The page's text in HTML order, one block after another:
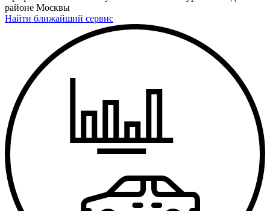
районе Москвы
Найти ближайший сервис